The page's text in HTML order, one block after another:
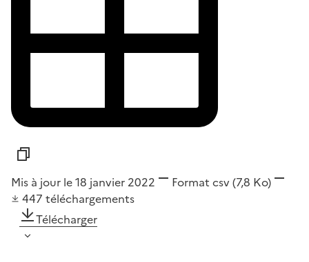
Mis à jour le 18 janvier 2022 Format csv(7,8 Ko)
447 téléchargements
Télécharger